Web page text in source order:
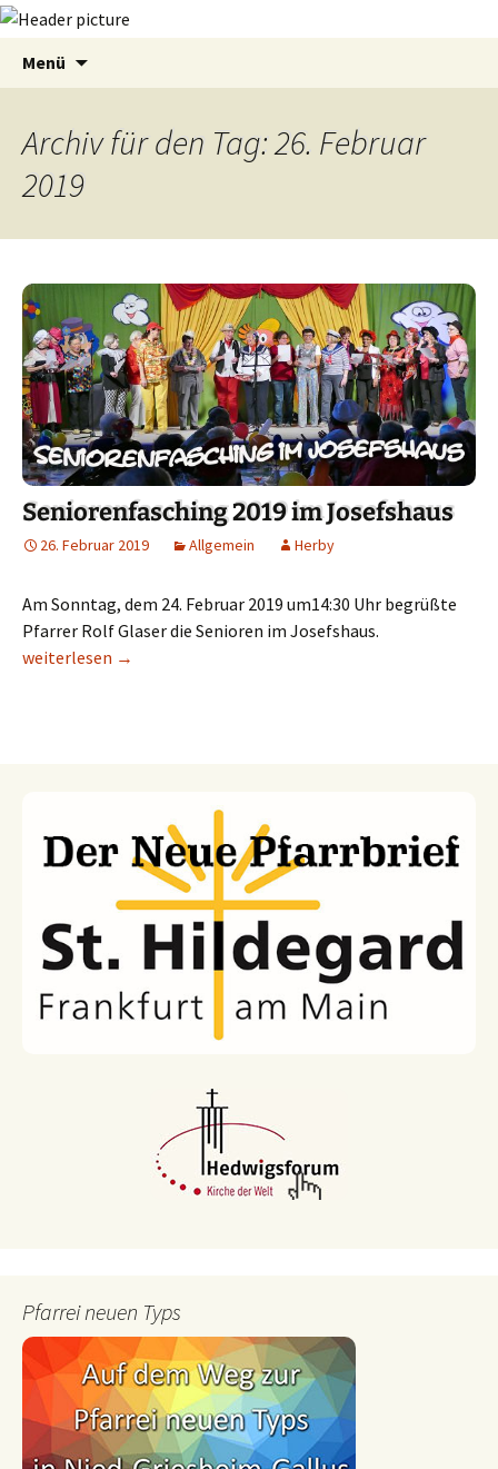
Menü
Archiv für den Tag: 26. Februar
2019
Seniorenfasching 2019 im Josefshaus
26. Februar 2019 Allgemein Herby
Am Sonntag, dem 24. Februar 2019 um14:30 Uhr begrüßte
Pfarrer Rolf Glaser die Senioren im Josefshaus.
Seniorenfasching 2019 im Josefshaus
weiterlesen →
Pfarrei neuen Typs